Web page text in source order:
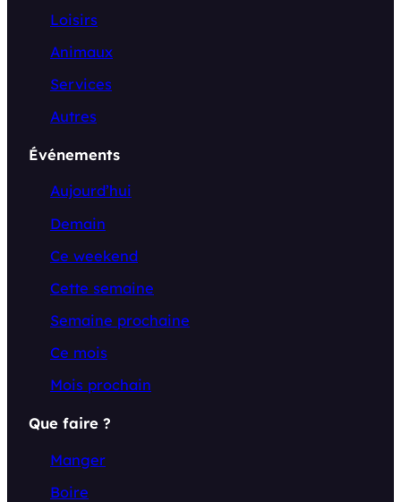
Loisirs
Animaux
Services
Autres
Événements
Aujourd’hui
Demain
Ce weekend
Cette semaine
Semaine prochaine
Ce mois
Mois prochain
Que faire ?
Manger
Boire